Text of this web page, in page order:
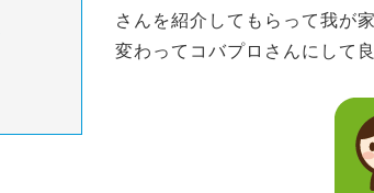
さんを紹介してもらって我が
変わってコバプロさんにして